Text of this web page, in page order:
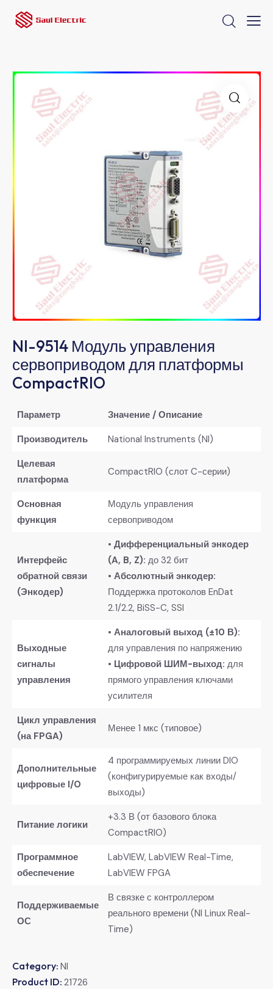
NI-9514 Модуль управления
сервоприводом для платформы
CompactRIO​
Параметр
Значение / Описание
​Производитель​
National Instruments (NI)
​Целевая
платформа​
CompactRIO (слот C-серии)
​Основная
функция​
Модуль управления
сервоприводом
​Интерфейс
обратной связи
(Энкодер)​
• ​ ​Дифференциальный энкодер
(A, B, Z):​ ​ до 32 бит
• ​ ​Абсолютный энкодер:​
Поддержка протоколов EnDat
2.1/2.2, BiSS-C, SSI
​Выходные
сигналы
управления​
• ​ ​Аналоговый выход (±10 В):​
для управления по напряжению
• ​ ​Цифровой ШИМ-выход:​ ​ для
прямого управления ключами
усилителя
​Цикл управления
(на FPGA)​
Менее 1 мкс (типовое)
​Дополнительные
цифровые I/O​
4 программируемых линии DIO
(конфигурируемые как входы/
выходы)
​Питание логики​
+3.3 В (от базового блока
CompactRIO)
​Программное
обеспечение​
LabVIEW, LabVIEW Real-Time,
LabVIEW FPGA
​Поддерживаемые
ОС​
В связке с контроллером
реального времени (NI Linux Real-
Time)
Category: NI
Product ID: 21726